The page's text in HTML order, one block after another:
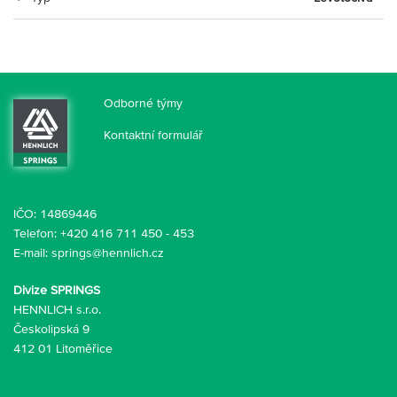
Odborné týmy
Kontaktní formulář
Divize SPRINGS
HENNLICH s.r.o.
Českolipská 9
412 01 Litoměřice
IČO: 14869446
Telefon: +420 416 711 450 - 453
E-mail: springs@hennlich.cz